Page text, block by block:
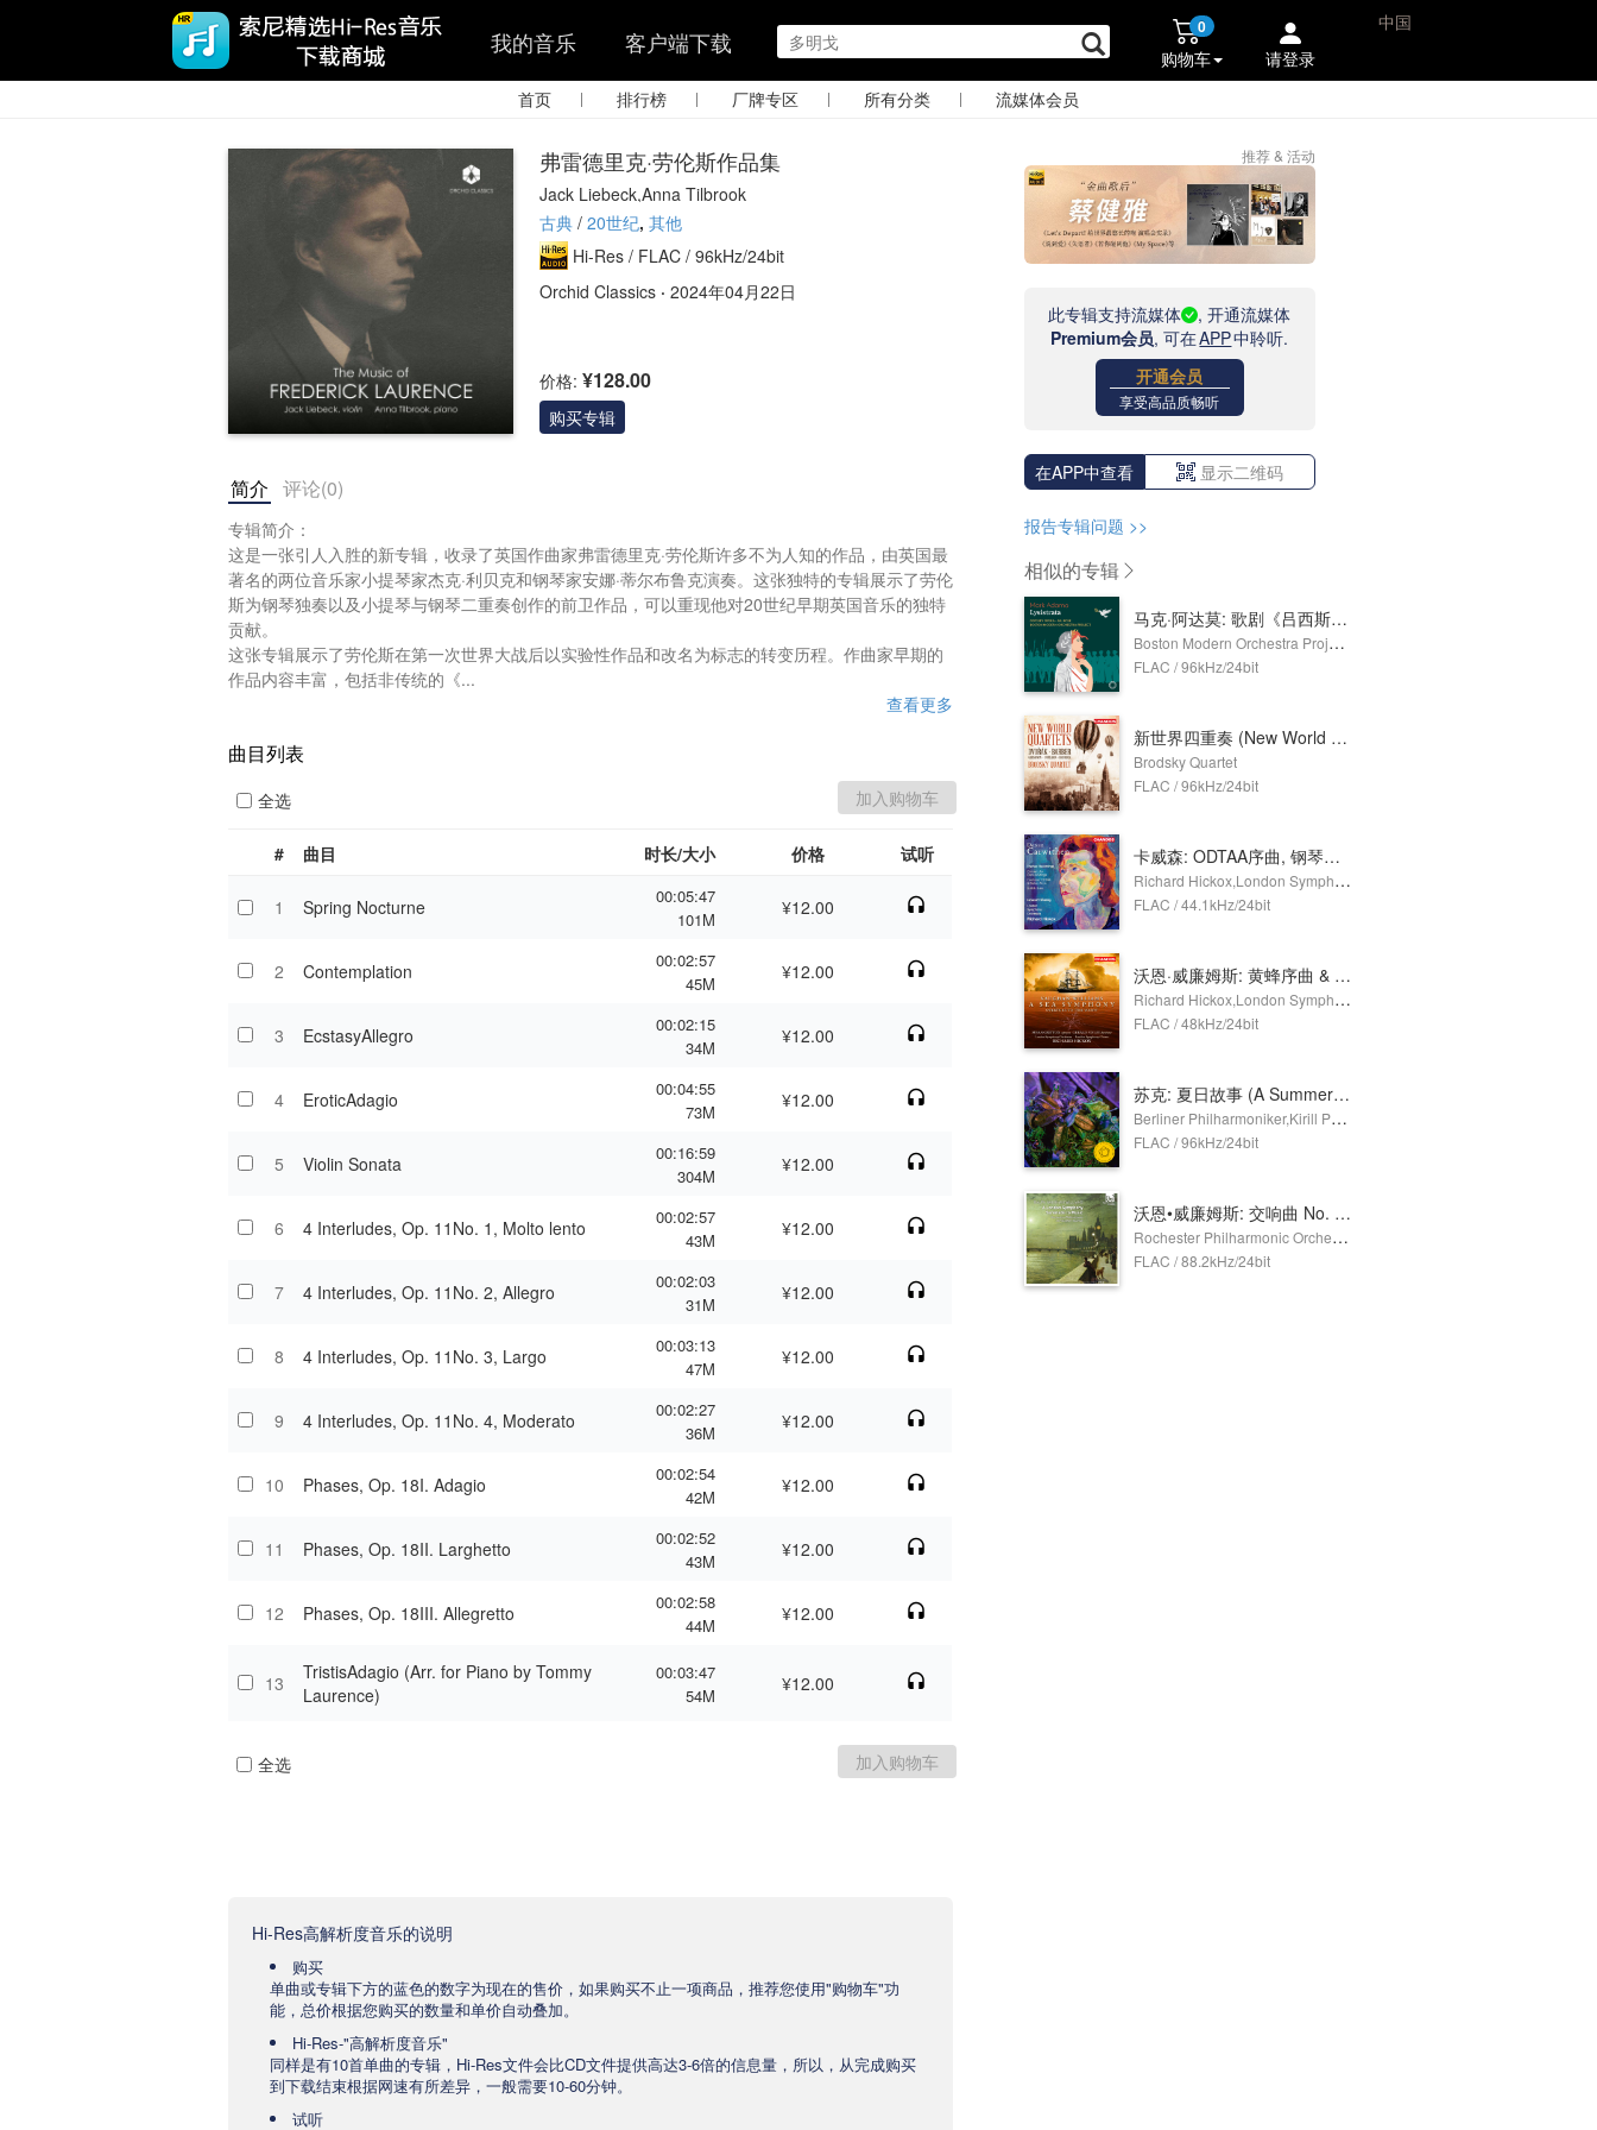
我的音乐 客户端下载 0
购物车 请登录
中国
首页 | 排行榜 | 厂牌专区 | 所有分类 | 流媒体会员
弗雷德里克·劳伦斯作品集
Jack Liebeck,Anna Tilbrook
古典 / 20世纪, 其他
Hi-Res / FLAC / 96kHz/24bit
Orchid Classics · 2024年04月22日
价格: ¥128.00
购买专辑
简介 评论(0)
专辑简介：
这是一张引人入胜的新专辑，收录了英国作曲家弗雷德里克·劳伦斯许多不为人知的作品，由英国最
著名的两位音乐家小提琴家杰克·利贝克和钢琴家安娜·蒂尔布鲁克演奏。这张独特的专辑展示了劳伦
斯为钢琴独奏以及小提琴与钢琴二重奏创作的前卫作品，可以重现他对20世纪早期英国音乐的独特
贡献。
这张专辑展示了劳伦斯在第一次世界大战后以实验性作品和改名为标志的转变历程。作曲家早期的
作品内容丰富，包括非传统的《...
查看更多
曲目列表
全选
# 曲目 时长/大小 价格 试听
1 Spring Nocturne
00:05:47
101M
¥12.00
2 Contemplation
00:02:57
45M
¥12.00
3 EcstasyAllegro
00:02:15
34M
¥12.00
4 EroticAdagio
00:04:55
73M
¥12.00
5 Violin Sonata
00:16:59
304M
¥12.00
6 4 Interludes, Op. 11No. 1, Molto lento
00:02:57
43M
¥12.00
7 4 Interludes, Op. 11No. 2, Allegro
00:02:03
31M
¥12.00
8 4 Interludes, Op. 11No. 3, Largo
00:03:13
47M
¥12.00
9 4 Interludes, Op. 11No. 4, Moderato
00:02:27
36M
¥12.00
10 Phases, Op. 18I. Adagio
00:02:54
42M
¥12.00
11 Phases, Op. 18II. Larghetto
00:02:52
43M
¥12.00
12 Phases, Op. 18III. Allegretto
00:02:58
44M
¥12.00
13
TristisAdagio (Arr. for Piano by Tommy
Laurence)
00:03:47
54M
¥12.00
全选
Hi-Res高解析度音乐的说明
购买
单曲或专辑下方的蓝色的数字为现在的售价，如果购买不止一项商品，推荐您使用"购物车"功
能，总价根据您购买的数量和单价自动叠加。
Hi-Res-"高解析度音乐"
同样是有10首单曲的专辑，Hi-Res文件会比CD文件提供高达3-6倍的信息量，所以，从完成购买
到下载结束根据网速有所差异，一般需要10-60分钟。
试听
推荐 & 活动
此专辑支持流媒体
, 开通流媒体
Premium会员, 可在APP中聆听.
开通会员
享受高品质畅听
在APP中查看 显示二维码
报告专辑问题 >>
相似的专辑
马克·阿达莫: 歌剧《吕西斯忒拉忒》 (Lysistrata)
Boston Modern Orchestra Project,Odyssey Opera,Gil Rose
FLAC / 96kHz/24bit
新世界四重奏 (New World Quartets)
Brodsky Quartet
FLAC / 96kHz/24bit
卡威森: ODTAA序曲, 钢琴协奏曲, 比肖普岩序曲 & 萨福克组曲
Richard Hickox,London Symphony Orchestra,Howard Shelley
FLAC / 44.1kHz/24bit
沃恩·威廉姆斯: 黄蜂序曲 & 海上交响曲
Richard Hickox,London Symphony Orchestra,Susan Gritton,Gerald Finley,London Symphony Chorus
FLAC / 48kHz/24bit
苏克: 夏日故事 (A Summer's Tale), Op. 29
Berliner Philharmoniker,Kirill Petrenko
FLAC / 96kHz/24bit
沃恩•威廉姆斯: 交响曲 No. 2 & 音乐小夜曲
Rochester Philharmonic Orchestra,Christopher Seaman
FLAC / 88.2kHz/24bit